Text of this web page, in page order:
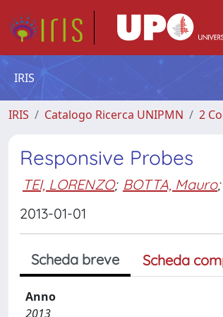
IRIS
IRIS Catalogo Ricerca UNIPMN 2
Responsive Probes
TEI, LORENZO; BOTTA, Mauro;
2013-01-01
Scheda breve Scheda
Anno
2013